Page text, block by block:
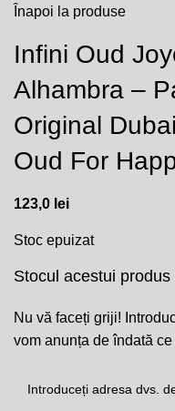
Înapoi la produse
Infini Oud
Alhambra –
Original
Oud For
123,0 lei
Stoc epuizat
Stocul acestui
Nu vă faceți griji!
vom anunța de îndată